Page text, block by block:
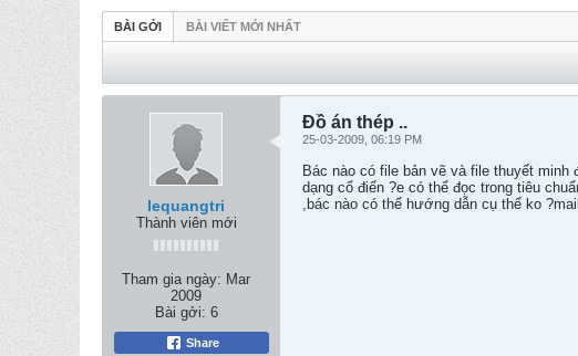
BÀI GỞI BÀI VIẾT MỚI NHẤT
lequangtri
Thành viên mới
Tham gia ngày: Mar
2009
Bài gởi: 6
Share
Đồ án thép ..
25-03-2009, 06:19 PM
Bác nào có file bản vẽ và file thuyết
dạng cổ điển ?e có thể đọc trong tiêu
,bác nào có thể hướng dẫn cụ thể ko